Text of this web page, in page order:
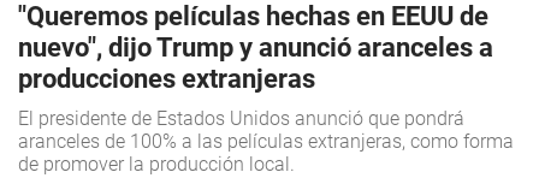
"Queremos películas hechas en EEUU de
nuevo", dijo Trump y anunció aranceles a
producciones extranjeras
El presidente de Estados Unidos anunció que pondrá
aranceles de 100% a las películas extranjeras, como forma
de promover la producción local.